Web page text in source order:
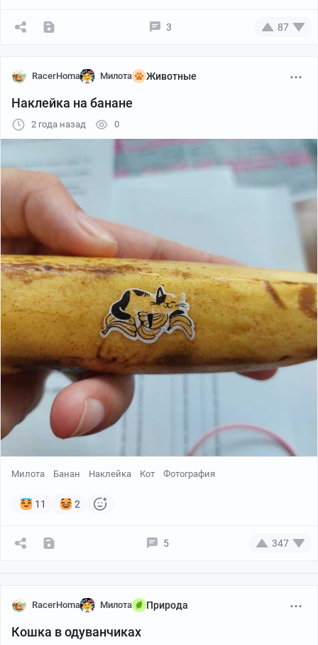
P. S.
настроение 🙂
3 87
RacerHoma Милота Животные
Наклейка на банане
2 года назад 0
Милота Банан Наклейка Кот Фотография
11 2
5 347
RacerHoma Милота Природа
Кошка в одуванчиках